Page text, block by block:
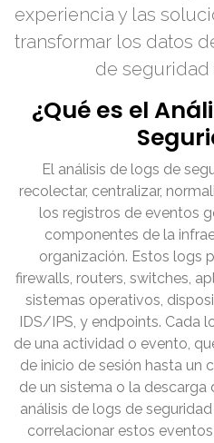
experiencia y las
transformar los datos
de seguridad
¿Qué es el
El análisis de logs de
recolectar, centralizar,
los registros de eventos
componentes de la
organización. Estos logs
firewalls, routers, switches,
sistemas operativos,
IDS/IPS, y endpoints. Cada
de una actividad o evento,
de inicio de sesión hasta un
de un sistema o la descarga
análisis de logs de
correlacionar estos